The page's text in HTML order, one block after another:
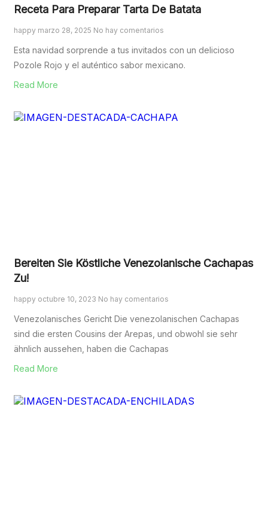
Receta Para Preparar Tarta De Batata
happy marzo 28, 2025 No hay comentarios
Esta navidad sorprende a tus invitados con un delicioso
Pozole Rojo y el auténtico sabor mexicano.
Read More
Bereiten Sie Köstliche Venezolanische Cachapas
Zu!
happy octubre 10, 2023 No hay comentarios
Venezolanisches Gericht Die venezolanischen Cachapas
sind die ersten Cousins der Arepas, und obwohl sie sehr
ähnlich aussehen, haben die Cachapas
Read More